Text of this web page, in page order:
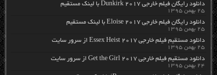
دانلود رایگان فیلم خارجی Dunkirk 2017 با لینک مستقیم
۲۵ بهمن ۱۳۹۵
دانلود رایگان فیلم خارجی Eloise 2017 با لینک مستقیم
۲۵ بهمن ۱۳۹۵
دانلود مستقیم فیلم خارجی Essex Heist 2017 از سرور سایت
۲۵ بهمن ۱۳۹۵
دانلود مستقیم فیلم خارجی Get the Girl 2017 از سرور سایت
۲۴ بهمن ۱۳۹۵